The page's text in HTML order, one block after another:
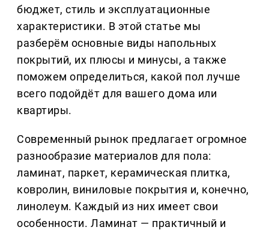
бюджет, стиль и эксплуатационные
характеристики. В этой статье мы
разберём основные виды напольных
покрытий, их плюсы и минусы, а также
поможем определиться, какой пол лучше
всего подойдёт для вашего дома или
квартиры.
Современный рынок предлагает огромное
разнообразие материалов для пола:
ламинат, паркет, керамическая плитка,
ковролин, виниловые покрытия и, конечно,
линолеум. Каждый из них имеет свои
особенности. Ламинат — практичный и